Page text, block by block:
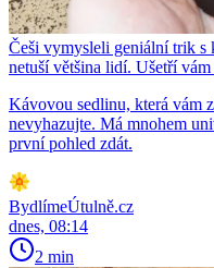
Češi vymysleli geniální trik
netuší většina lidí. Ušetří
Kávovou sedlinu, která vám
nevyhazujte. Má mnohem
první pohled zdát.
BydlímeÚtulně.cz
dnes, 08:14
2 min